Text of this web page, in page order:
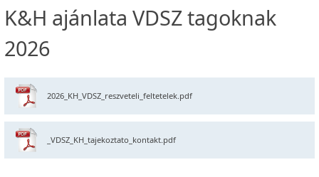
K&H ajánlata VDSZ tagoknak
2026
2026_KH_VDSZ_reszveteli_feltetelek.pdf
_VDSZ_KH_tajekoztato_kontakt.pdf